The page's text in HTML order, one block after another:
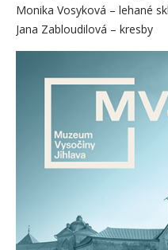
Monika Vosyková – lehané
Jana Zabloudilová – kresby